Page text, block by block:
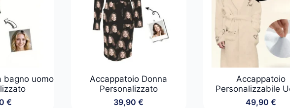
bagno uomo
€
Accappatoio Donna
Personalizzato
39,90€
Accappatoio
Personalizzabile
49,90 €